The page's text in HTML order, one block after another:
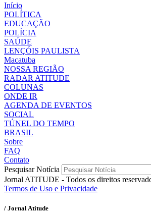
Início
POLÍTICA
EDUCAÇÃO
POLÍCIA
SAÚDE
LENÇÓIS PAULISTA
Macatuba
NOSSA REGIÃO
RADAR ATITUDE
COLUNAS
ONDE IR
AGENDA DE EVENTOS
SOCIAL
TÚNEL DO TEMPO
BRASIL
Sobre
FAQ
Contato
Pesquisar Notícia
Jornal ATITUDE - Todos os direitos
Termos de Uso e Privacidade
/ Jornal Atitude